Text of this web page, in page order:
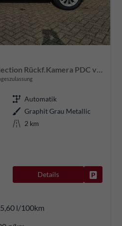
Automatik
Graphit Grau Metallic
2 km
Details
5,60 l/100km